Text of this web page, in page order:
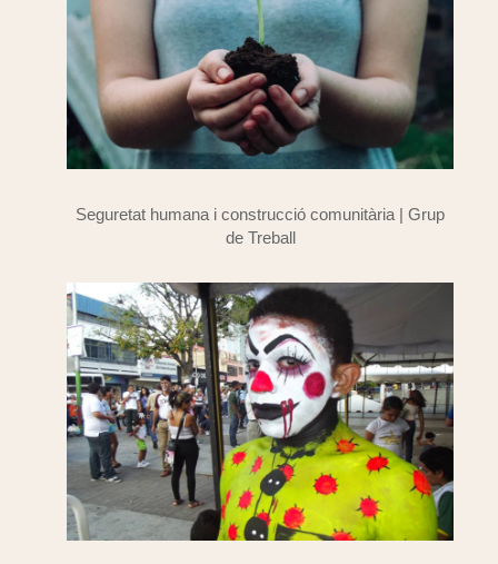
Seguretat humana i construcció comunitària | Grup
de Treball